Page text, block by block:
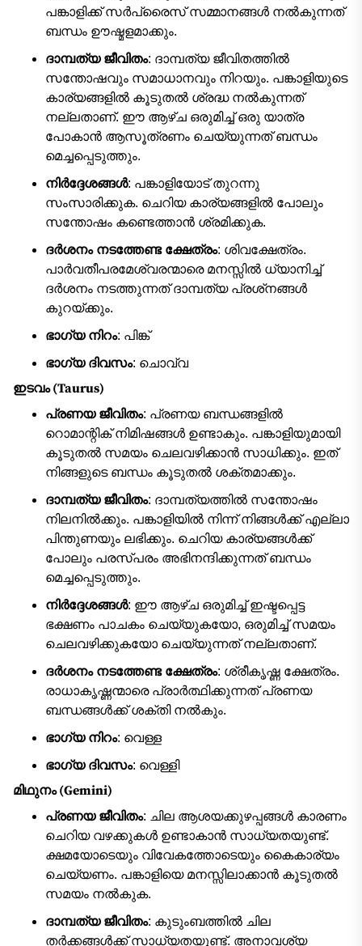
പങ്കാളിക്ക് സർപ്രൈസ് സമ്മാനങ്ങൾ നൽകുന്നത്
ബന്ധം ഊഷ്മളമാക്കും.
ദാമ്പത്യ ജീവിതം: ദാമ്പത്യ ജീവിതത്തിൽ
സന്തോഷവും സമാധാനവും നിറയും. പങ്കാളിയുടെ
കാര്യങ്ങളിൽ കൂടുതൽ ശ്രദ്ധ നൽകുന്നത്
നല്ലതാണ്. ഈ ആഴ്ച ഒരുമിച്ച് ഒരു യാത്ര
പോകാൻ ആസൂത്രണം ചെയ്യുന്നത് ബന്ധം
മെച്ചപ്പെടുത്തും.
നിർദ്ദേശങ്ങൾ: പങ്കാളിയോട് തുറന്നു
സംസാരിക്കുക. ചെറിയ കാര്യങ്ങളിൽ പോലും
സന്തോഷം കണ്ടെത്താൻ ശ്രമിക്കുക.
ദർശനം നടത്തേണ്ട ക്ഷേത്രം: ശിവക്ഷേത്രം.
പാർവതീപരമേശ്വരന്മാരെ മനസ്സിൽ ധ്യാനിച്ച്
ദർശനം നടത്തുന്നത് ദാമ്പത്യ പ്രശ്‌നങ്ങൾ
കുറയ്ക്കും.
ഭാഗ്യ നിറം: പിങ്ക്
ഭാഗ്യ ദിവസം: ചൊവ്വ
ഇടവം (Taurus)
പ്രണയ ജീവിതം: പ്രണയ ബന്ധങ്ങളിൽ
റൊമാന്റിക് നിമിഷങ്ങൾ ഉണ്ടാകും. പങ്കാളിയുമായി
കൂടുതൽ സമയം ചെലവഴിക്കാൻ സാധിക്കും. ഇത്
നിങ്ങളുടെ ബന്ധം കൂടുതൽ ശക്തമാക്കും.
ദാമ്പത്യ ജീവിതം: ദാമ്പത്യത്തിൽ സന്തോഷം
നിലനിൽക്കും. പങ്കാളിയിൽ നിന്ന് നിങ്ങൾക്ക് എല്ലാ
പിന്തുണയും ലഭിക്കും. ചെറിയ കാര്യങ്ങൾക്ക്
പോലും പരസ്പരം അഭിനന്ദിക്കുന്നത് ബന്ധം
മെച്ചപ്പെടുത്തും.
നിർദ്ദേശങ്ങൾ: ഈ ആഴ്ച ഒരുമിച്ച് ഇഷ്ടപ്പെട്ട
ഭക്ഷണം പാചകം ചെയ്യുകയോ, ഒരുമിച്ച് സമയം
ചെലവഴിക്കുകയോ ചെയ്യുന്നത് നല്ലതാണ്.
ദർശനം നടത്തേണ്ട ക്ഷേത്രം: ശ്രീകൃഷ്ണ ക്ഷേത്രം.
രാധാകൃഷ്ണന്മാരെ പ്രാർത്ഥിക്കുന്നത് പ്രണയ
ബന്ധങ്ങൾക്ക് ശക്തി നൽകും.
ഭാഗ്യ നിറം: വെള്ള
ഭാഗ്യ ദിവസം: വെള്ളി
മിഥുനം (Gemini)
പ്രണയ ജീവിതം: ചില ആശയക്കുഴപ്പങ്ങൾ കാരണം
ചെറിയ വഴക്കുകൾ ഉണ്ടാകാൻ സാധ്യതയുണ്ട്.
ക്ഷമയോടെയും വിവേകത്തോടെയും കൈകാര്യം
ചെയ്യണം. പങ്കാളിയെ മനസ്സിലാക്കാൻ കൂടുതൽ
സമയം നൽകുക.
ദാമ്പത്യ ജീവിതം: കുടുംബത്തിൽ ചില
തർക്കങ്ങൾക്ക് സാധ്യതയുണ്ട്. അനാവശ്യ